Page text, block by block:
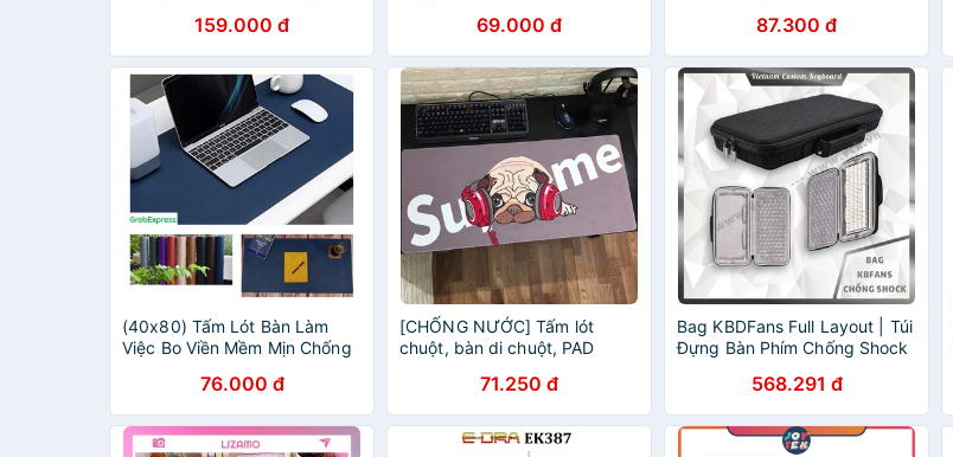
159.000 đ 69.000 đ 87.300 đ
(40x80) Tấm Lót Bàn Làm
Việc Bo Viền Mềm Mịn Chống
76.000 đ
[CHỐNG NƯỚC] Tấm lót
chuột, bàn di chuột, PAD
71.250 đ
Bag KBDFans Full Layout | Túi
Đựng Bàn Phím Chống Shock
Nhung | Cặp Đựng Phím |
VCK
568.291 đ